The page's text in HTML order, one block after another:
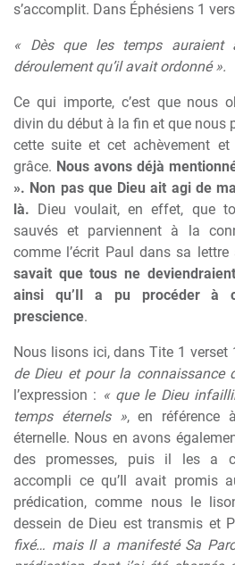
s’accomplit. Dans Éphésiens 1
« Dès que les temps auraient
déroulement qu’il avait ordonné ».
Ce qui importe, c’est que nous
divin du début à la fin et que nous
cette suite et cet achèvement
grâce. Nous avons déjà
». Non pas que Dieu ait agi de
là. Dieu voulait, en effet, que
sauvés et parviennent à la
comme l’écrit Paul dans sa
savait que tous ne
ainsi qu’Il a pu procéder à
prescience.
Nous lisons ici, dans Tite 1 verset
de Dieu et pour la connaissance
l’expression : « que le Dieu
temps éternels », en référence
éternelle. Nous en avons
des promesses, puis il les a
accompli ce qu’Il avait promis
prédication, comme nous le
dessein de Dieu est transmis et
fixé… mais Il a manifesté Sa